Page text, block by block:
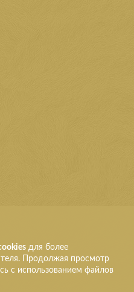
для более
Продолжая просмотр
с использованием файлов